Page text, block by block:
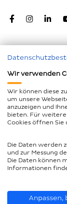
Nachunternehmer
Impressum
Compliance
Seitenübersicht
Wir verwenden
Wir können diese
um unsere
anzuzeigen und
bieten. Für
Cookies öffnen Sie
Die Daten werden
und zur Messung
Die Daten können
Informationen
Anpassen,